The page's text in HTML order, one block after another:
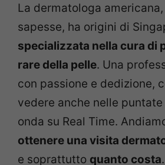
La dermatologa
sapesse, ha origini di
specializzata nella cura di
rare della pelle. Una
con passione e dedizione,
vedere anche nelle
onda su Real Time.
ottenere una visita
e soprattutto quanto costa.